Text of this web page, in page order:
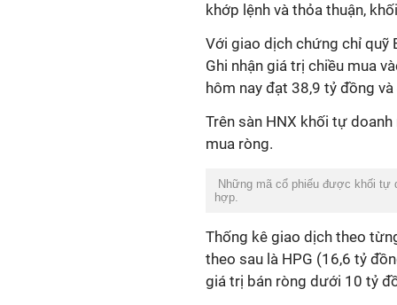
khớp lệnh và thỏa thuận,
Với giao dịch chứng chỉ quỹ
Ghi nhận giá trị chiều mua
hôm nay đạt 38,9 tỷ đồng
Trên sàn HNX khối tự
mua ròng.
Những mã cổ phiếu được khối tự
hợp.
Thống kê giao dịch theo
theo sau là HPG (16,6 tỷ
giá trị bán ròng dưới 10 tỷ